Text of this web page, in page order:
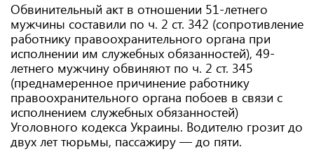
Обвинительный акт в отношении 51-летнего
мужчины составили по ч. 2 ст. 342 (сопротивление
работнику правоохранительного органа при
исполнении им служебных обязанностей), 49-
летнего мужчину обвиняют по ч. 2 ст. 345
(преднамеренное причинение работнику
правоохранительного органа побоев в связи с
исполнением служебных обязанностей)
Уголовного кодекса Украины. Водителю грозит до
двух лет тюрьмы, пассажиру — до пяти.